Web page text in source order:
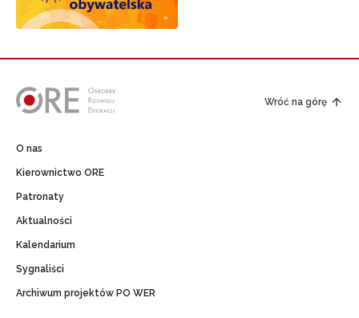
Wróć na górę
O nas
Kierownictwo ORE
Patronaty
Aktualności
Kalendarium
Sygnaliści
Archiwum projektów PO WER